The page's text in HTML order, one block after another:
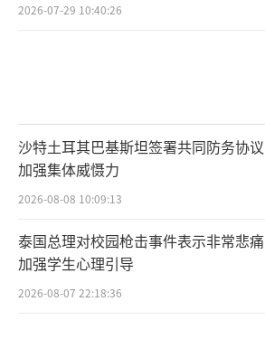
2026-07-29 10:40:26
沙特土耳其巴基斯坦签署共同防务协议
加强集体威慑力
2026-08-08 10:09:13
泰国总理对校园枪击事件表示非常悲痛
加强学生心理引导
2026-08-07 22:18:36